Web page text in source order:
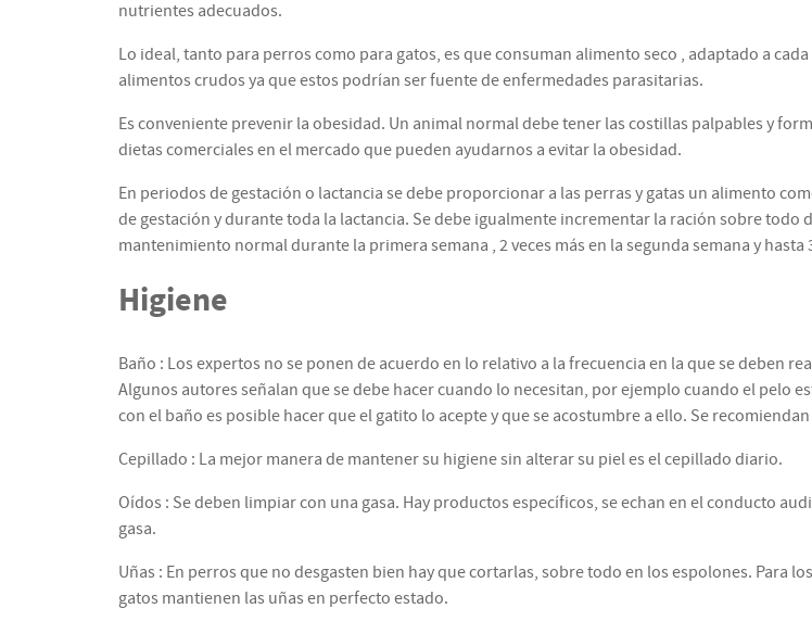
nutrientes adecuados.
Lo ideal, tanto para perros como para gatos, es que consuman alimento seco , adaptado a
alimentos crudos ya que estos podrían ser fuente de enfermedades parasitarias.
Es conveniente prevenir la obesidad. Un animal normal debe tener las costillas palpables y
dietas comerciales en el mercado que pueden ayudarnos a evitar la obesidad.
En periodos de gestación o lactancia se debe proporcionar a las perras y gatas un alimento
de gestación y durante toda la lactancia. Se debe igualmente incrementar la ración sobre todo
mantenimiento normal durante la primera semana , 2 veces más en la segunda semana y hasta
Higiene
Baño : Los expertos no se ponen de acuerdo en lo relativo a la frecuencia en la que se deben
Algunos autores señalan que se debe hacer cuando lo necesitan, por ejemplo cuando el pelo
con el baño es posible hacer que el gatito lo acepte y que se acostumbre a ello. Se
Cepillado : La mejor manera de mantener su higiene sin alterar su piel es el cepillado diario.
Oídos : Se deben limpiar con una gasa. Hay productos específicos, se echan en el conducto
gasa.
Uñas : En perros que no desgasten bien hay que cortarlas, sobre todo en los espolones. Para
gatos mantienen las uñas en perfecto estado.